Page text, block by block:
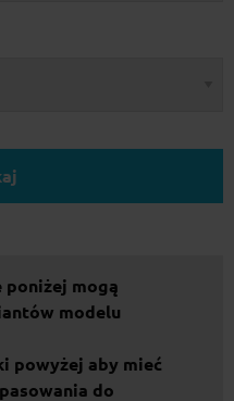
poniżej mogą
modelu
powyżej aby mieć
do